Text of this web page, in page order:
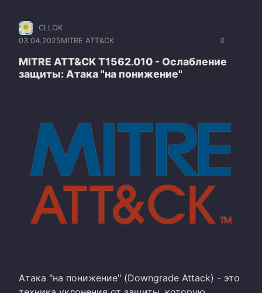
0
CLLOK
03.04.2025MITRE ATT&CK
MITRE ATT&CK T1562.010 - Ослабление
защиты: Атака "на понижение"
Атака "на понижение" (Downgrade Attack) - это